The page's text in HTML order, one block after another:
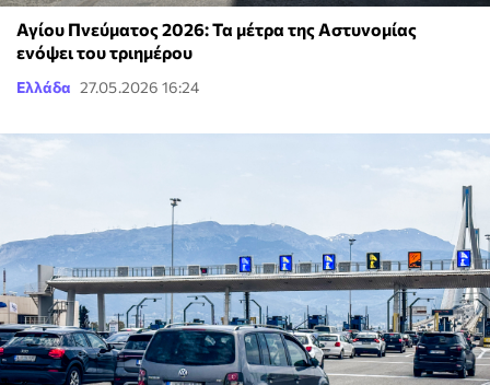
Αγίου Πνεύματος 2026: Τα μέτρα της Αστυνομίας
ενόψει του τριημέρου
Ελλάδα 27.05.2026 16:24